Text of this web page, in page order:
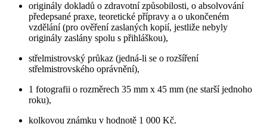
originály dokladů o zdravotní způsobilosti, o absolvování
předepsané praxe, teoretické přípravy a o ukončeném
vzdělání (pro ověření zaslaných kopií, jestliže nebyly
originály zaslány spolu s přihláškou),
střelmistrovský průkaz (jedná-li se o rozšíření
střelmistrovského oprávnění),
1 fotografii o rozměrech 35 mm x 45 mm (ne starší jednoho
roku),
kolkovou známku v hodnotě 1 000 Kč.